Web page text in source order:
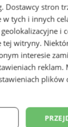
Dostawcy stron
w tych i innych
i
tej witryny.
interesie
reklam.
plików